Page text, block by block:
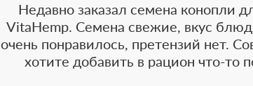
Недавно заказал семена конопли
VitaHemp. Семена свежие, вкус
очень понравилось, претензий нет.
хотите добавить в рацион что-то